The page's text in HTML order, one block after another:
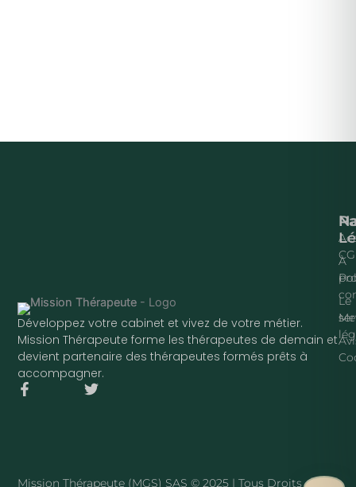
Développez votre cabinet et vivez de votre métier.
Mission Thérapeute forme les thérapeutes de demain et
devient partenaire des thérapeutes formés prêts à
accompagner.
F
T
À
Le
Mission Thérapeute (MGS) SAS © 2025 | Tous Droits